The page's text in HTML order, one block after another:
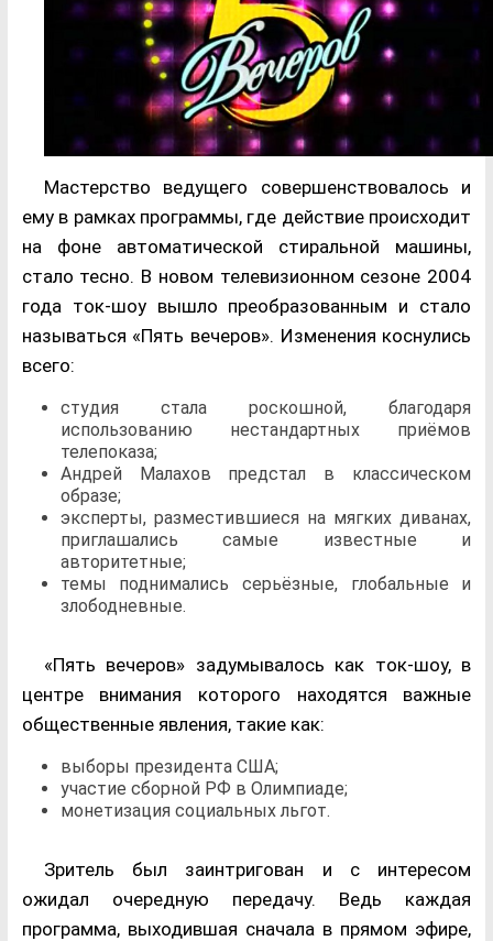
Мастерство ведущего совершенствовалось и
ему в рамках программы, где действие происходит
на фоне автоматической стиральной машины,
стало тесно. В новом телевизионном сезоне 2004
года ток-шоу вышло преобразованным и стало
называться «Пять вечеров». Изменения коснулись
всего:
студия стала роскошной, благодаря
использованию нестандартных приёмов
телепоказа;
Андрей Малахов предстал в классическом
образе;
эксперты, разместившиеся на мягких диванах,
приглашались самые известные и
авторитетные;
темы поднимались серьёзные, глобальные и
злободневные.
«Пять вечеров» задумывалось как ток-шоу, в
центре внимания которого находятся важные
общественные явления, такие как:
выборы президента США;
участие сборной РФ в Олимпиаде;
монетизация социальных льгот.
Зритель был заинтригован и с интересом
ожидал очередную передачу. Ведь каждая
программа, выходившая сначала в прямом эфире,